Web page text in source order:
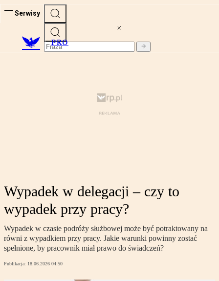
Serwisy
PRO
Wypadek w delegacji – czy to
wypadek przy pracy?
Wypadek w czasie podróży służbowej może być potraktowany na
równi z wypadkiem przy pracy. Jakie warunki powinny zostać
spełnione, by pracownik miał prawo do świadczeń?
Publikacja: 18.06.2026 04:50